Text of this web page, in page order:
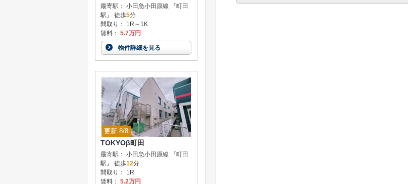
最寄駅： 小田急小田原線 『町田
駅』 徒歩5分
間取り： 1R～1K
賃料： 5.7万円
物件詳細を見る
更新 8/8
TOKYOβ町田
最寄駅： 小田急小田原線 『町田
駅』 徒歩12分
間取り： 1R
賃料： 5.2万円